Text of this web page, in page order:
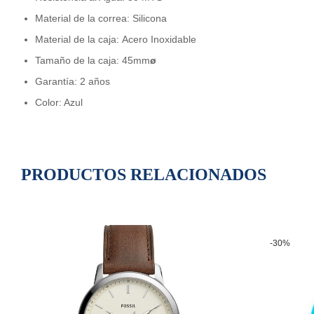
Material de la correa: Silicona
Material de la caja: Acero Inoxidable
Tamaño de la caja: 45mmø
Garantía: 2 años
Color: Azul
PRODUCTOS RELACIONADOS
-30%